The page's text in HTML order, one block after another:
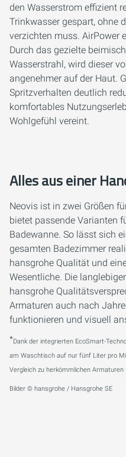
den Wasserstrom effizient
Trinkwasser gespart, ohne
verzichten muss. AirPower
Durch das gezielte
Wasserstrahl, wird dieser
angenehmer auf der Haut.
Spritzverhalten deutlich
komfortables
Wohlgefühl vereint.
Alles aus einer
Neovis ist in zwei Größen
bietet passende Varianten
Badewanne. So lässt sich
gesamten Badezimmer
hansgrohe Qualität und
Wesentliche. Die
hansgrohe
Armaturen auch nach
funktionieren und visuell
*Dank der integrierten EcoSmart-
am Waschtisch auf nur fünf Liter pro
Vergleich zu herkömmlichen
Bilder © hansgrohe / Hansgrohe SE